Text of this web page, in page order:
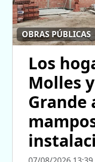
OBRAS PÚBLICAS
Los
Molles
Grande